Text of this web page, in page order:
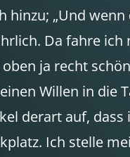
hinzu; „Und
Da fahre ich
ja recht
Willen in die
derart auf, dass
Ich stelle